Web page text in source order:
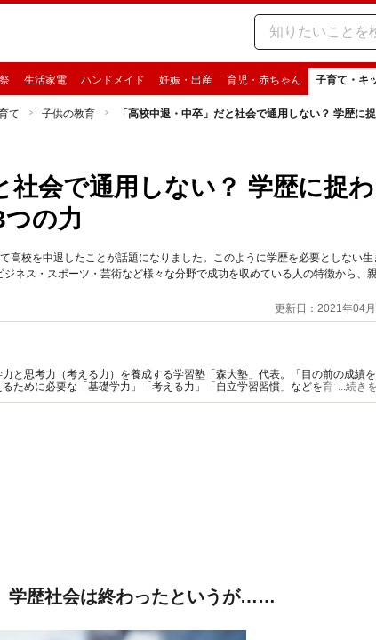
生活家電 ハンドメイド 妊娠・出産 育児・赤ちゃん 子育て・キ
て 子供の教育 「高校中退・中卒」だと社会で通用しない？ 学歴に
社会で通用しない？ 学歴に捉わ
の力
高校を中退したことが話題になりました。このように学歴を必要としない生
ネス・スポーツ・芸術など様々な分野で成功を収めている人の特徴から、
更新日：2021年04
と思考力（考える力）を養成する学習塾「森大塾」代表。「目の前の成績
ために必要な「基礎学力」「考える力」「自立学習習慣」などを育てるこ
...続き
学歴社会は終わったというが……